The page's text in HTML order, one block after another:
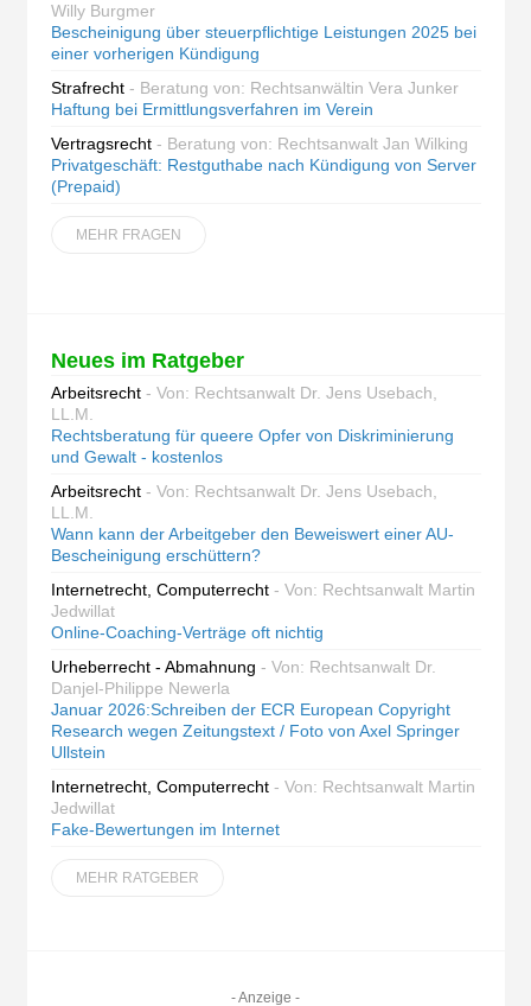
Willy Burgmer
Bescheinigung über steuerpflichtige Leistungen 2025 bei
einer vorherigen Kündigung
Strafrecht - Beratung von: Rechtsanwältin Vera Junker
Haftung bei Ermittlungsverfahren im Verein
Vertragsrecht - Beratung von: Rechtsanwalt Jan Wilking
Privatgeschäft: Restguthabe nach Kündigung von Server
(Prepaid)
MEHR FRAGEN
Neues im Ratgeber
Arbeitsrecht - Von: Rechtsanwalt Dr. Jens Usebach,
LL.M.
Rechtsberatung für queere Opfer von Diskriminierung
und Gewalt - kostenlos
Arbeitsrecht - Von: Rechtsanwalt Dr. Jens Usebach,
LL.M.
Wann kann der Arbeitgeber den Beweiswert einer AU-
Bescheinigung erschüttern?
Internetrecht, Computerrecht - Von: Rechtsanwalt Martin
Jedwillat
Online-Coaching-Verträge oft nichtig
Urheberrecht - Abmahnung - Von: Rechtsanwalt Dr.
Danjel-Philippe Newerla
Januar 2026:Schreiben der ECR European Copyright
Research wegen Zeitungstext / Foto von Axel Springer
Ullstein
Internetrecht, Computerrecht - Von: Rechtsanwalt Martin
Jedwillat
Fake-Bewertungen im Internet
MEHR RATGEBER
- Anzeige -